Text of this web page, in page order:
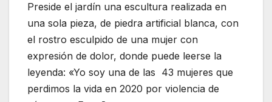
Preside el jardín una escultura realizada en
una sola pieza, de piedra artificial blanca, con
el rostro esculpido de una mujer con
expresión de dolor, donde puede leerse la
leyenda: «Yo soy una de las 43 mujeres que
perdimos la vida en 2020 por violencia de